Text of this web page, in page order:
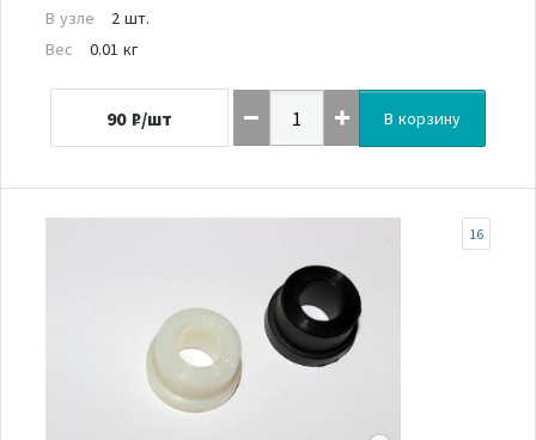
В узле
2 шт.
Вес
0.01 кг
90 ₽/шт В корзину
16